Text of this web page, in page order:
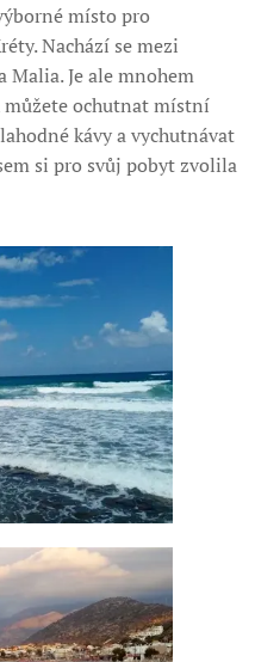
místo pro
Nachází se mezi
Malia. Je ale mnohem
ochutnat místní
kávy a vychutnávat
si pro svůj pobyt zvolila